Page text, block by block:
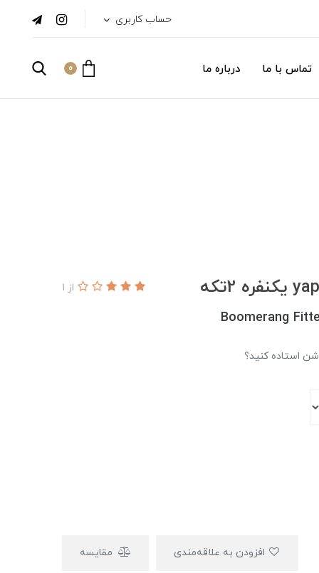
حساب کاربری
تماس با ما درباره ما 0
از 1
Boomerang
استاده کنید؟
مقایسه